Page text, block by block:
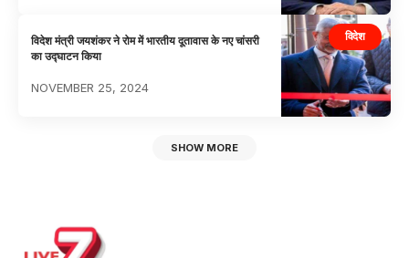
विदेश
विदेश मंत्री जयशंकर ने रोम में भारतीय दूतावास के नए चांसरी
का उद्घाटन किया
NOVEMBER 25, 2024
SHOW MORE